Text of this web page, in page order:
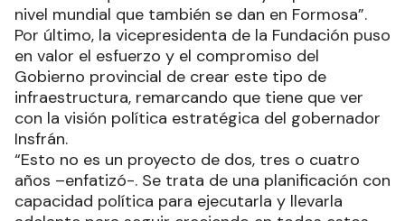
nivel mundial que también se dan en Formosa”.
Por último, la vicepresidenta de la Fundación puso
en valor el esfuerzo y el compromiso del
Gobierno provincial de crear este tipo de
infraestructura, remarcando que tiene que ver
con la visión política estratégica del gobernador
Insfrán.
“Esto no es un proyecto de dos, tres o cuatro
años –enfatizó-. Se trata de una planificación con
capacidad política para ejecutarla y llevarla